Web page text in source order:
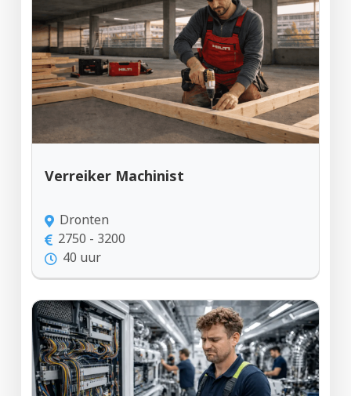
Verreiker Machinist
Dronten
2750 - 3200
40 uur